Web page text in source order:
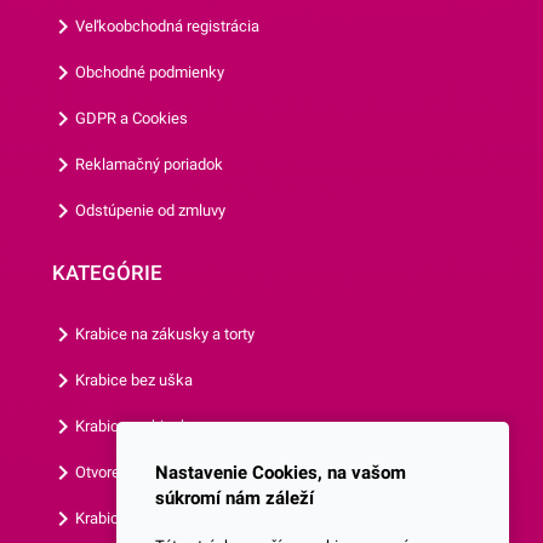
tematickým potlačiam viete
zladiť všetky doplnky.Tanier
balenie obsahuje 8 kusov
tanierov.Odporúčame Vám
doplnky z našej ponuky.
Veľkoobchodná registrácia
Obchodné podmienky
GDPR a Cookies
Reklamačný poriadok
Odstúpenie od zmluvy
KATEGÓRIE
Krabice na zákusky a torty
Krabice bez uška
Krabice s okienkom
Otvorená krabica
Krabice s vlastným logom
Nastavenie Cookies, na vašom
súkromí nám záleží